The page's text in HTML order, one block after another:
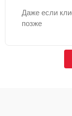
Даже если
позже